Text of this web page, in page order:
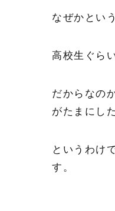
なぜかとい
高校生ぐら
だからなの
がたまにし
というわけ
す。